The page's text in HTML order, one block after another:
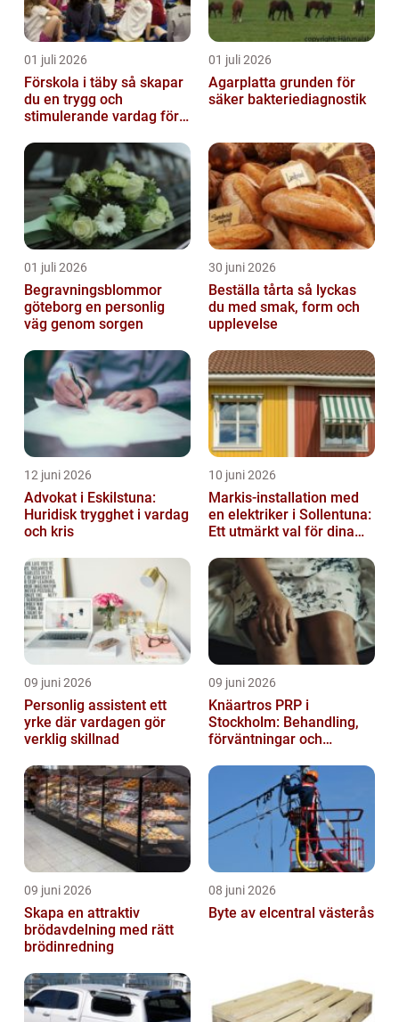
01 juli 2026
Förskola i täby så skapar
du en trygg och
stimulerande vardag för
01 juli 2026
Agarplatta grunden för
säker bakteriediagnostik
01 juli 2026
Begravningsblommor
göteborg en personlig
väg genom sorgen
30 juni 2026
Beställa tårta så lyckas
du med smak, form och
upplevelse
12 juni 2026
Advokat i Eskilstuna:
Huridisk trygghet i vardag
och kris
10 juni 2026
Markis-installation med
en elektriker i Sollentuna:
Ett utmärkt val för dina
09 juni 2026
Personlig assistent ett
yrke där vardagen gör
verklig skillnad
09 juni 2026
Knäartros PRP i
Stockholm: Behandling,
förväntningar och
09 juni 2026
Skapa en attraktiv
brödavdelning med rätt
brödinredning
08 juni 2026
Byte av elcentral västerås